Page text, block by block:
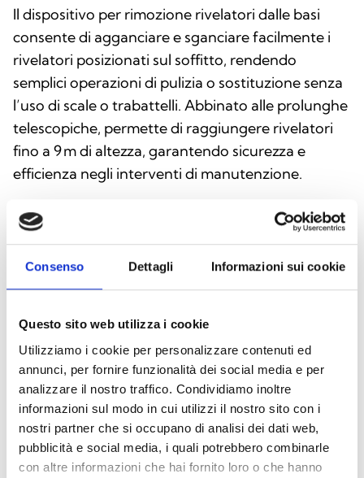
Consenso Dettagli Informazioni sui cookie
Questo sito web utilizza i cookie
Utilizziamo i cookie per personalizzare contenuti ed
annunci, per fornire funzionalità dei social media e per
analizzare il nostro traffico. Condividiamo inoltre
informazioni sul modo in cui utilizzi il nostro sito con i
nostri partner che si occupano di analisi dei dati web,
pubblicità e social media, i quali potrebbero combinarle
con altre informazioni che hai fornito loro o che hanno
Il dispositivo per rimozione rivelatori dalle basi
consente di agganciare e sganciare facilmente i
rivelatori posizionati sul soffitto, rendendo
semplici operazioni di pulizia o sostituzione senza
l’uso di scale o trabattelli. Abbinato alle prolunghe
telescopiche, permette di raggiungere rivelatori
fino a 9 m di altezza, garantendo sicurezza e
efficienza negli interventi di manutenzione.
Questo prodotto è disponibile nelle seguenti
SOLO200
Dispositivo per rimozione
rivelatori dalle basi